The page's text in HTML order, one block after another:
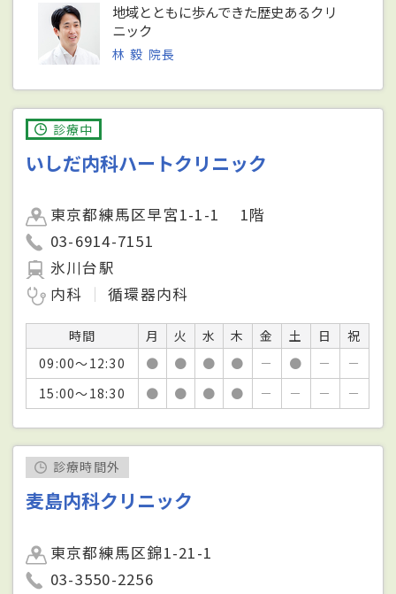
地域とともに歩んできた歴史あるクリ
ニック
林 毅 院長
診療中
いしだ内科ハートクリニック
東京都練馬区早宮1-1-1 1階
03-6914-7151
氷川台駅
内科
循環器内科
時間 月 火 水 木 金 土 日
祝
09:00～12:30
● ● ● ● － ● －
－
15:00～18:30
● ● ● ● － － － －
診療時間外
麦島内科クリニック
東京都練馬区錦1-21-1
03-3550-2256